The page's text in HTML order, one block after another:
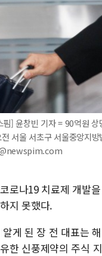
핌] 윤창빈 기자 = 90억원
서울 서초구 서울중앙지
로나19 치료제 개발
지 못했다.
게 된 장 전 대표는
한 신풍제약의 주식